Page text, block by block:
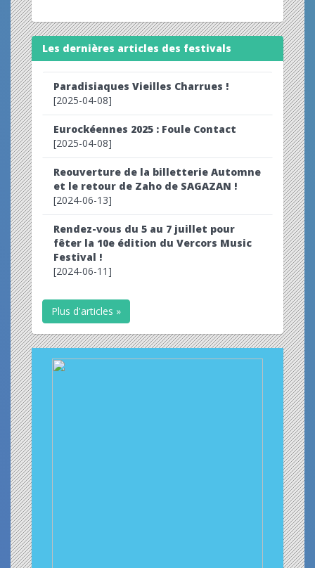
Les dernières articles des festivals
Paradisiaques Vieilles Charrues !
[2025-04-08]
Eurockéennes 2025 : Foule Contact
[2025-04-08]
Reouverture de la billetterie Automne
et le retour de Zaho de SAGAZAN !
[2024-06-13]
Rendez-vous du 5 au 7 juillet pour
fêter la 10e édition du Vercors Music
Festival !
[2024-06-11]
Plus d'articles »